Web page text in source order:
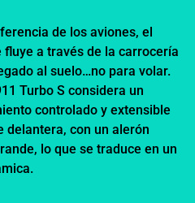
de los aviones, el
a través de la carrocería
al suelo…no para volar.
Turbo S considera un
controlado y extensible
delantera, con un alerón
lo que se traduce en un